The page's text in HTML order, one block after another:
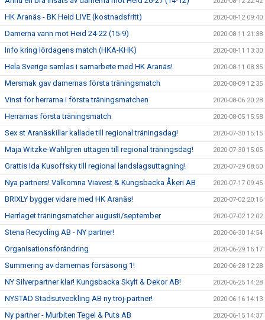
HK Aranäs - BK Heid LIVE (kostnadsfritt) 2020-08-12 09:40
Damerna vann mot Heid 24-22 (15-9) 2020-08-11 21:38
Info kring lördagens match (HKA-KHK) 2020-08-11 13:30
Hela Sverige samlas i samarbete med HK Aranäs! 2020-08-11 08:35
Mersmak gav damernas första träningsmatch 2020-08-09 12:35
Vinst för herrarna i första träningsmatchen 2020-08-06 20:28
Herrarnas första träningsmatch 2020-08-05 15:58
Sex st Aranäskillar kallade till regional träningsdag! 2020-07-30 15:15
Maja Witzke-Wahlgren uttagen till regional träningsdag! 2020-07-30 15:05
Grattis Ida Kusoffsky till regional landslagsuttagning! 2020-07-29 08:50
Nya partners! Välkomna Viavest & Kungsbacka Åkeri AB 2020-07-17 09:45
BRIXLY bygger vidare med HK Aranäs! 2020-07-02 20:16
Herrlaget träningsmatcher augusti/september 2020-07-02 12:02
Stena Recycling AB - NY partner! 2020-06-30 14:54
Organisationsförändring 2020-06-29 16:17
Summering av damernas försäsong 1! 2020-06-28 12:28
NY Silverpartner klar! Kungsbacka Skylt & Dekor AB! 2020-06-25 14:28
NYSTAD Stadsutveckling AB ny tröj-partner! 2020-06-16 14:13
Ny partner - Murbiten Tegel & Puts AB 2020-06-15 14:37